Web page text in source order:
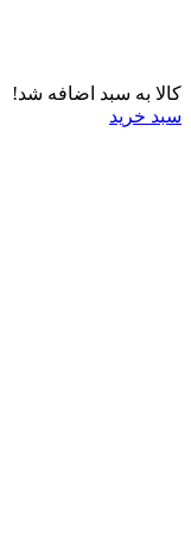
کالا به سبد اضافه شد!
سبد خرید